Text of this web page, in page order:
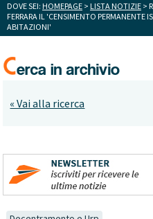
DOVE SEI: HOMEPAGE > LISTA NOTIZIE >
FERRARA IL 'CENSIMENTO PERMANENTE
ABITAZIONI'
« Vai alla ricerca